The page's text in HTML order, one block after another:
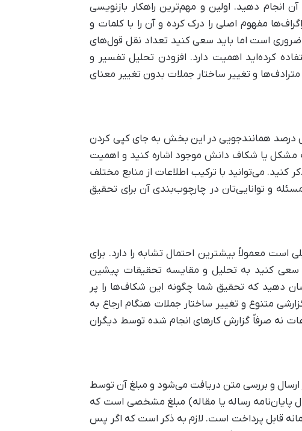
انجام دهید. اولین و مهم‌ترین راهکار بازنویسی
مفهوم اصلی را درک کرده و آن را با کلمات و
است اما باید سعی کنید تعداد نقل قول‌های
کرده‌اید اهمیت دارد. افزودن تحلیل تفسیر و
و تغییر ساختار جملات بدون تغییر معنای
همانندجویی در این بخش به جای کپی کردن
مشکل یا شکاف دانش موجود اشاره کنید و اهمیت
کنید. می‌توانید با ترکیب اطلاعات از منابع مختلف
و توانایی‌تان در چارچوب‌بندی آن برای تحقیق
معمولاً بیشترین احتمال تشابه را دارد. برای
کنید به تحلیل و مقایسه تحقیقات پیشین
دهید که تحقیق شما چگونه این شکاف‌ها را پر
متنوع و تغییر ساختار جملات هنگام ارجاع به
نه صرفاً گزارش کارهای انجام شده توسط دیگران
ارسال و بررسی متن دریافت می‌شود و مبلغ آن توسط
پایان‌نامه رساله یا مقاله) مبلغ مشخصی است که
قابل پرداخت است. لازم به ذکر است که اگر پس